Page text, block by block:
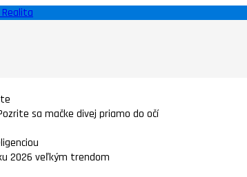
sa mačke divej priamo do očí
2026 veľkým trendom